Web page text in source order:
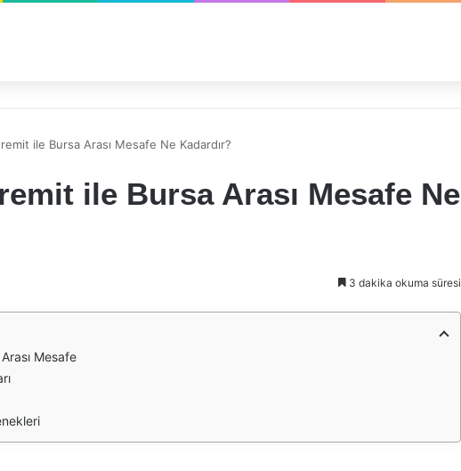
ile Bursa Arası Mesafe Ne Kadardır?
ile Bursa Arası Mesafe Ne
3 dakika okuma süresi
Mesafe